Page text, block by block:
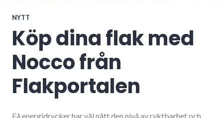
NYTT
Köp dina flak med
Nocco från
Flakportalen
Få energidrycker har väl nått den nivå av ryktbarhet och